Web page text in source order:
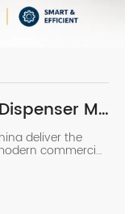
Top 10 Automatic Soap Dispenser Manufacturers in China
deliver the
commercial
and foremost. In
of one sensor
the floor
depending